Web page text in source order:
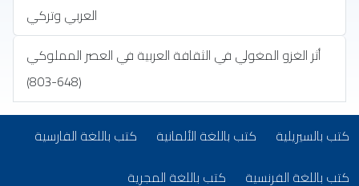
العربي وتركي
أثر الغزو المغولي في الثقافة العربية في العصر المملوكي
(648-803)
كتب بلغات أخرى
كتب بالسيريلية(opens in new tab) كتب باللغة الألمانية(opens in new tab) كتب باللغة الفارسية(opens in new tab)
كتب باللغة الفرنسية(opens in new tab) كتب باللغة المجرية(opens in new tab)